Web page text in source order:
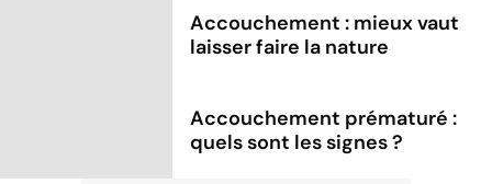
Accouchement : mieux vaut
laisser faire la nature
Accouchement prématuré :
quels sont les signes ?